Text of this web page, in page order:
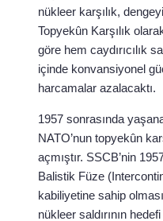
nükleer karşılık,
Topyekûn Karşılık
göre hem caydırıcılık
içinde konvansiyonel
harcamalar azalacaktı.
1957 sonrasında
NATO’nun topyekûn
açmıştır. SSCB’nin
Balistik Füze
kabiliyetine sahip
nükleer saldırının